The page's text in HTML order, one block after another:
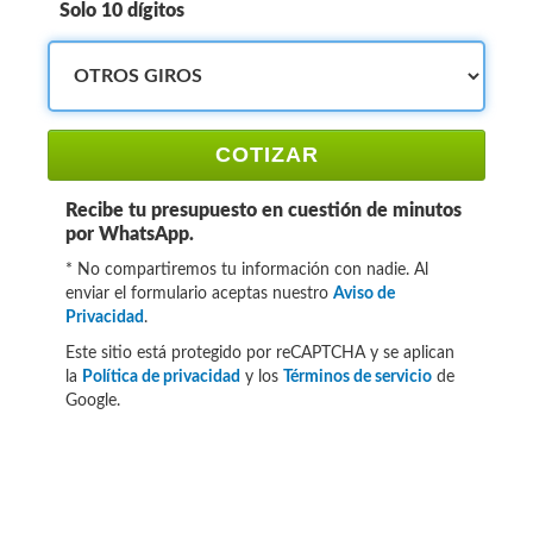
Solo 10 dígitos
COTIZAR
Recibe tu presupuesto en cuestión de minutos
por WhatsApp.
* No compartiremos tu información con nadie. Al
enviar el formulario aceptas nuestro Aviso de
Privacidad .
Este sitio está protegido por reCAPTCHA y se aplican
la Política de privacidad y los Términos de servicio de
Google.